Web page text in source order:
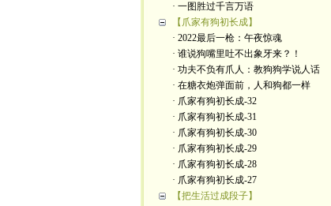
· 一图胜过千言万语
【爪家有狗初长成】
· 2022最后一枪：午夜惊魂
· 谁说狗嘴里吐不出象牙来？！
· 功夫不负有爪人：教狗狗学说人话
· 在糖衣炮弹面前，人和狗都一样
· 爪家有狗初长成-32
· 爪家有狗初长成-31
· 爪家有狗初长成-30
· 爪家有狗初长成-29
· 爪家有狗初长成-28
· 爪家有狗初长成-27
【把生活过成段子】